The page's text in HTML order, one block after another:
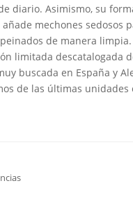
diario. Asimismo, su
mechones sedosos
de manera
limitada descatalogada
buscada en España y
de las últimas unidades